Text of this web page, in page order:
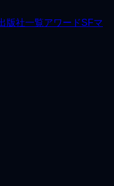
版社一覧アワードSFマ